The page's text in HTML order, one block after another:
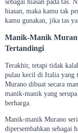
sebagai hiasan pada tas.
hiasan, maka kamu tak
kamu gunakan, jika tas
Manik-Manik
Tertandingi
Terakhir, tetapi tidak
pulau kecil di Italia yang
Murano dibuat secara
manik-manik yang
berharga.
Manik-manik Murano
dipersembahkan sebagai